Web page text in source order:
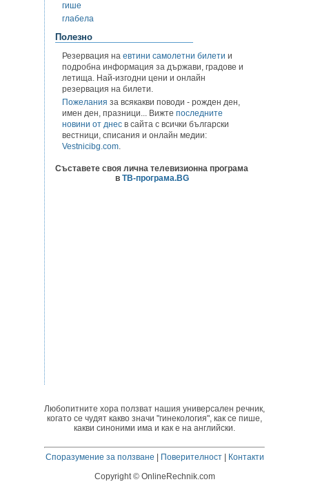
гише
глабела
Полезно
Резервация на евтини самолетни билети и
подробна информация за държави, градове и
летища. Най-изгодни цени и онлайн
резервация на билети.
Пожелания за всякакви поводи - рожден ден,
имен ден, празници... Вижте последните
новини от днес в сайта с всички български
вестници, списания и онлайн медии:
Vestnicibg.com.
Съставете своя лична телевизионна програма
в ТВ-програма.BG
Любопитните хора ползват нашия универсален речник,
когато се чудят какво значи "гинекология", как се пише,
какви синоними има и как е на английски.
Споразумение за ползване | Поверителност| Контакти
Copyright © OnlineRechnik.com